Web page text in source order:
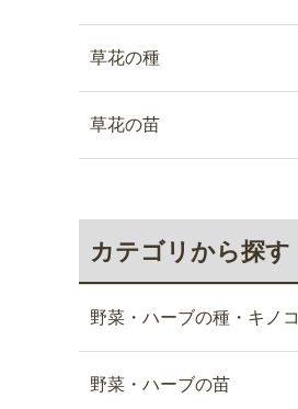
草花の種
草花の苗
カテゴリから探す
野菜・ハーブの種・キノコ
野菜・ハーブの苗